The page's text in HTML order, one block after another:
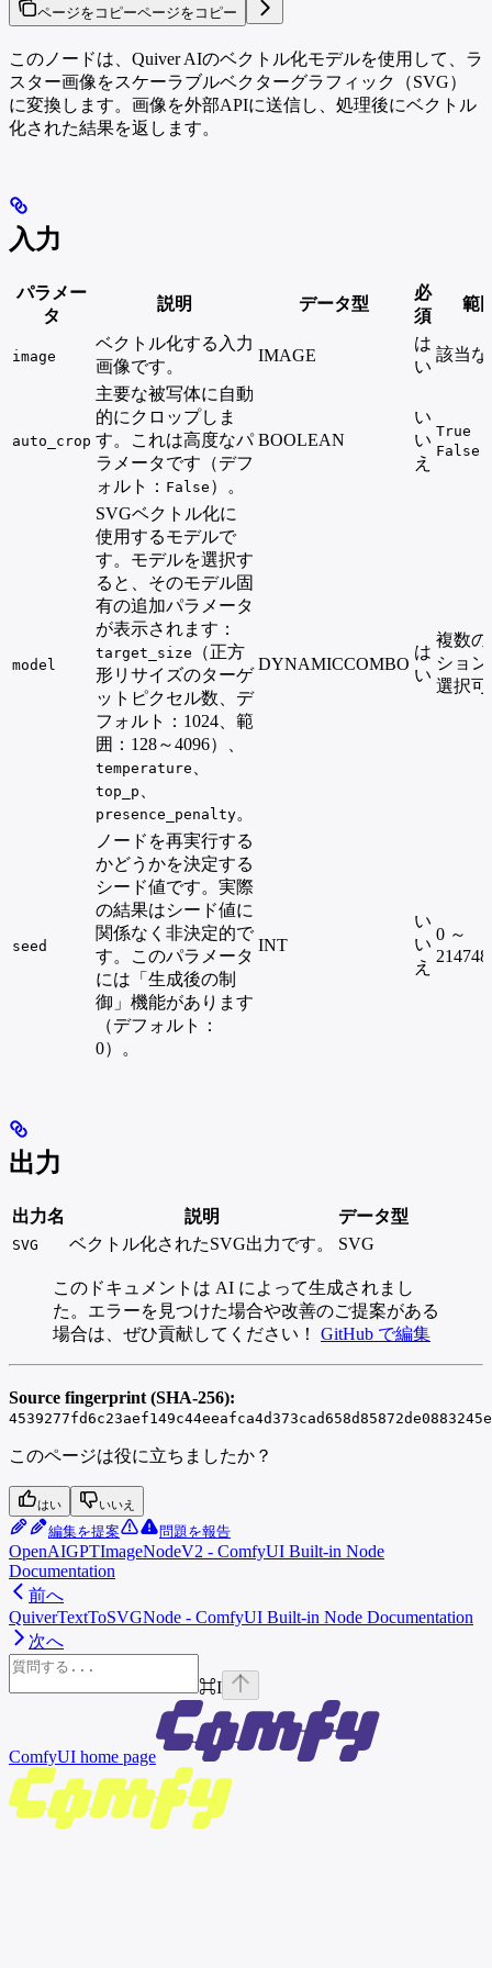
ページをコピーページをコピー
このノードは、Quiver AIのベクトル化モデルを使用して、ラ
スター画像をスケーラブルベクターグラフィック（SVG）
に変換します。画像を外部APIに送信し、処理後にベクトル
化された結果を返します。
入力
パラメー
タ
説明 データ型
必
須
範
image
ベクトル化する入力
画像です。
IMAGE
は
い
該当な
auto_crop
主要な被写体に自動
的にクロップしま
す。これは高度なパ
ラメータです（デフ
ォルト： False ）。
BOOLEAN
い
い
え
True
False
model
SVGベクトル化に
使用するモデルで
す。モデルを選択す
ると、そのモデル固
有の追加パラメータ
が表示されます：
target_size
（正方
形リサイズのターゲ
ットピクセル数、デ
フォルト：1024、範
囲：128～4096）、
temperature
top_p
presence_penalty。
DYNAMICCOMBO
は
い
複数
ショ
選択可
seed
ノードを再実行する
かどうかを決定する
シード値です。実際
の結果はシード値に
関係なく非決定的で
す。このパラメータ
には「生成後の制
御」機能があります
（デフォルト：
0）。
INT
い
い
え
0 ～
出力
出力名 説明 データ型
SVG ベクトル化されたSVG出力です。 SVG
このドキュメントは AI によって生成されまし
た。エラーを見つけた場合や改善のご提案がある
場合は、ぜひ貢献してください！ GitHub で編集
Source fingerprint (SHA-256):
このページは役に立ちましたか？
はい いいえ
編集を提案 問題を報告
OpenAIGPTImageNodeV2 - ComfyUI Built-in Node
Documentation
前へ
QuiverTextToSVGNode - ComfyUI Built-in Node Documentation
次へ
⌘I
ComfyUI home page